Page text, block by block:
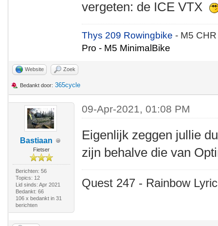
vergeten: de ICE VTX
Thys 209 Rowingbike- M5
Pro - M5 MinimalBike
Website Zoek
Bedankt door: 365cycle
Bastiaan
Fietser
Berichten: 56
Topics: 12
Lid sinds: Apr 2021
Bedankt: 66
106 x bedankt in 31
berichten
09-Apr-2021, 01:08 PM
Eigenlijk zeggen jullie
zijn behalve die van
Quest 247 - Rainbow